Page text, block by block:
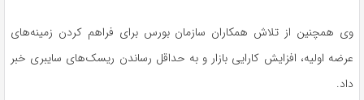
وی همچنین از تلاش همکاران سازمان بورس برای فراهم کردن زمینه‌های
عرضه اولیه، افزایش کارایی بازار و به حداقل رساندن ریسک‌های سایبری خبر
داد.